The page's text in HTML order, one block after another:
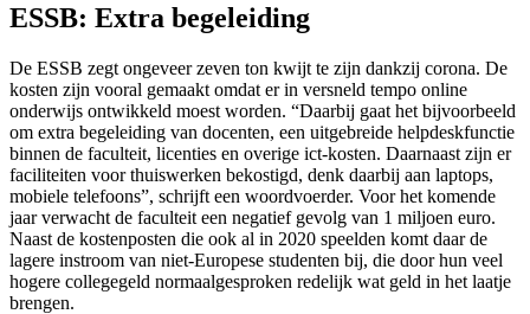
ESSB: Extra begeleiding
De ESSB zegt ongeveer zeven ton kwijt te zijn dankzij corona. De
kosten zijn vooral gemaakt omdat er in versneld tempo online
onderwijs ontwikkeld moest worden. “Daarbij gaat het bijvoorbeeld
om extra begeleiding van docenten, een uitgebreide helpdeskfunctie
binnen de faculteit, licenties en overige ict-kosten. Daarnaast zijn er
faciliteiten voor thuiswerken bekostigd, denk daarbij aan laptops,
mobiele telefoons”, schrijft een woordvoerder. Voor het komende
jaar verwacht de faculteit een negatief gevolg van 1 miljoen euro.
Naast de kostenposten die ook al in 2020 speelden komt daar de
lagere instroom van niet-Europese studenten bij, die door hun veel
hogere collegegeld normaalgesproken redelijk wat geld in het laatje
brengen.